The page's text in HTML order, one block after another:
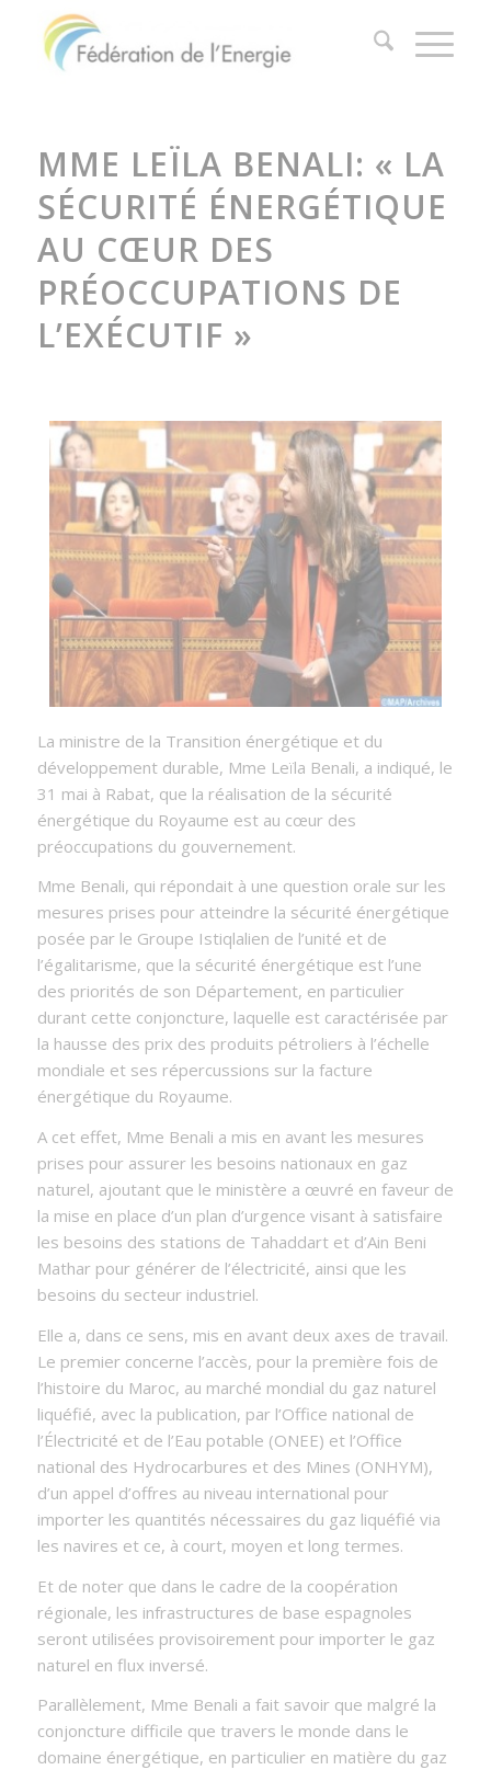
MME LEÏLA BENALI: « LA
SÉCURITÉ ÉNERGÉTIQUE
AU CŒUR DES
PRÉOCCUPATIONS DE
L’EXÉCUTIF »
La ministre de la Transition énergétique et du
développement durable, Mme Leïla Benali, a indiqué, le
31 mai à Rabat, que la réalisation de la sécurité
énergétique du Royaume est au cœur des
préoccupations du gouvernement.
Mme Benali, qui répondait à une question orale sur les
mesures prises pour atteindre la sécurité énergétique
posée par le Groupe Istiqlalien de l’unité et de
l’égalitarisme, que la sécurité énergétique est l’une
des priorités de son Département, en particulier
durant cette conjoncture, laquelle est caractérisée par
la hausse des prix des produits pétroliers à l’échelle
mondiale et ses répercussions sur la facture
énergétique du Royaume.
A cet effet, Mme Benali a mis en avant les mesures
prises pour assurer les besoins nationaux en gaz
naturel, ajoutant que le ministère a œuvré en faveur de
la mise en place d’un plan d’urgence visant à satisfaire
les besoins des stations de Tahaddart et d’Ain Beni
Mathar pour générer de l’électricité, ainsi que les
besoins du secteur industriel.
Elle a, dans ce sens, mis en avant deux axes de travail.
Le premier concerne l’accès, pour la première fois de
l’histoire du Maroc, au marché mondial du gaz naturel
liquéfié, avec la publication, par l’Office national de
l’Électricité et de l’Eau potable (ONEE) et l’Office
national des Hydrocarbures et des Mines (ONHYM),
d’un appel d’offres au niveau international pour
importer les quantités nécessaires du gaz liquéfié via
les navires et ce, à court, moyen et long termes.
Et de noter que dans le cadre de la coopération
régionale, les infrastructures de base espagnoles
seront utilisées provisoirement pour importer le gaz
naturel en flux inversé.
Parallèlement, Mme Benali a fait savoir que malgré la
conjoncture difficile que travers le monde dans le
domaine énergétique, en particulier en matière du gaz